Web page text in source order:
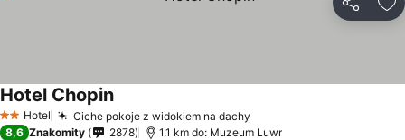
2 Kategoria
Hotel Ciche pokoje z widokiem na dachy
Hotel Chopin
8,6 Znakomity 2878 1.1 km do: Muzeum Luwr